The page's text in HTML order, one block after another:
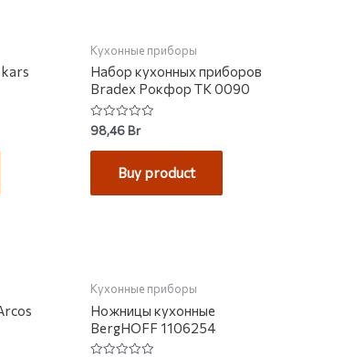
Кухонные приборы
Набор кухонных приборов
Bradex Рокфор TK 0090
Rated
0
out
98,46Br
Buy product
Кухонные приборы
Ножницы кухонные
BergHOFF 1106254